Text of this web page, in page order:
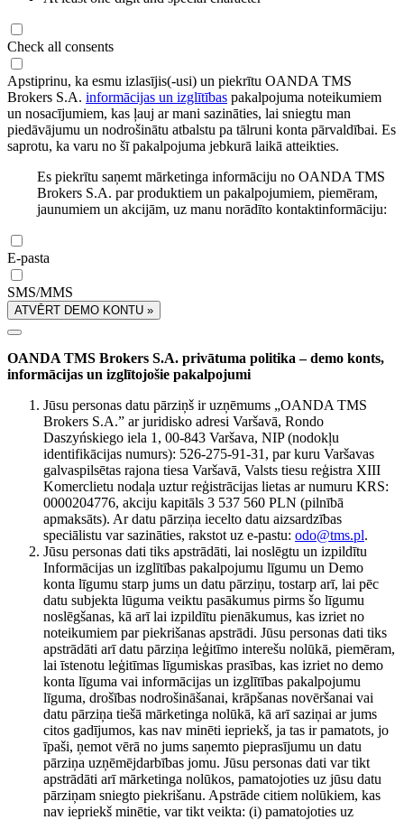
Check all consents
Apstiprinu, ka esmu izlasījis(-usi) un piekrītu OANDA TMS
Brokers S.A. informācijas un izglītības pakalpojuma noteikumiem
un nosacījumiem, kas ļauj ar mani sazināties, lai sniegtu man
piedāvājumu un nodrošinātu atbalstu pa tālruni konta pārvaldībai. Es
saprotu, ka varu no šī pakalpojuma jebkurā laikā atteikties.
Es piekrītu saņemt mārketinga informāciju no OANDA TMS
Brokers S.A. par produktiem un pakalpojumiem, piemēram,
jaunumiem un akcijām, uz manu norādīto kontaktinformāciju:
E-pasta
SMS/MMS
ATVĒRT DEMO KONTU »
OANDA TMS Brokers S.A. privātuma politika – demo konts,
informācijas un izglītojošie pakalpojumi
Jūsu personas datu pārziņš ir uzņēmums „OANDA TMS
Brokers S.A.” ar juridisko adresi Varšavā, Rondo
Daszyńskiego iela 1, 00-843 Varšava, NIP (nodokļu
identifikācijas numurs): 526-275-91-31, par kuru Varšavas
galvaspilsētas rajona tiesa Varšavā, Valsts tiesu reģistra XIII
Komerclietu nodaļa uztur reģistrācijas lietas ar numuru KRS:
0000204776, akciju kapitāls 3 537 560 PLN (pilnībā
apmaksāts). Ar datu pārziņa iecelto datu aizsardzības
speciālistu var sazināties, rakstot uz e-pastu: odo@tms.pl.
Jūsu personas dati tiks apstrādāti, lai noslēgtu un izpildītu
Informācijas un izglītības pakalpojumu līgumu un Demo
konta līgumu starp jums un datu pārziņu, tostarp arī, lai pēc
datu subjekta lūguma veiktu pasākumus pirms šo līgumu
noslēgšanas, kā arī lai izpildītu pienākumus, kas izriet no
noteikumiem par piekrišanas apstrādi. Jūsu personas dati tiks
apstrādāti arī datu pārziņa leģitīmo interešu nolūkā, piemēram,
lai īstenotu leģitīmas līgumiskas prasības, kas izriet no demo
konta līguma vai informācijas un izglītības pakalpojumu
līguma, drošības nodrošināšanai, krāpšanas novēršanai vai
datu pārziņa tiešā mārketinga nolūkā, kā arī saziņai ar jums
citos gadījumos, kas nav minēti iepriekš, ja tas ir pamatots, jo
īpaši, ņemot vērā no jums saņemto pieprasījumu un datu
pārziņa uzņēmējdarbības jomu. Jūsu personas dati var tikt
apstrādāti arī mārketinga nolūkos, pamatojoties uz jūsu datu
pārziņam sniegto piekrišanu. Apstrāde citiem nolūkiem, kas
nav iepriekš minētie, var tikt veikta: (i) pamatojoties uz